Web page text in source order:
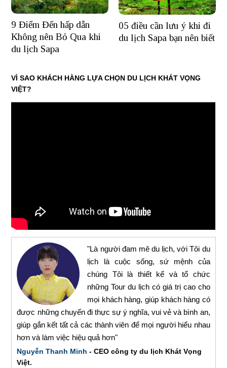
9 Điểm Đến hấp dẫn
Không nên Bỏ Qua khi
du lịch Sapa
05 điều cần lưu ý khi đi
du lịch Sapa bạn nên biết
VÌ SAO KHÁCH HÀNG LỰA CHỌN DU LỊCH KHÁT VỌNG
VIỆT?
"Là người đam mê du lịch, với Tôi du
lịch là cuộc sống, sứ mệnh của
chúng Tôi là thiết kế và tổ chức
những Tour du lịch có giá trị cao cho
mọi khách hàng, giúp khách hàng có
được những chuyến đi thực sự ý nghĩa, vui vẻ và bình an,
giúp gắn kết tất cả các thành viên để mọi người hiểu nhau
hơn và làm việc hiệu quả hơn"
Nguyễn Thanh Minh - CEO công ty du lịch Khát Vọng
Việt.